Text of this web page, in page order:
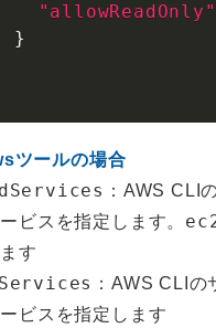
"allowReadOnly"
}
ツールの場合
：AWS CLI
ビスを指定します。
す
：AWS CLIの
ビスを指定します